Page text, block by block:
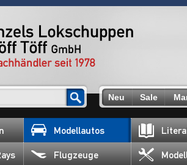
Neu Sale
Modellautos
Flugzeuge